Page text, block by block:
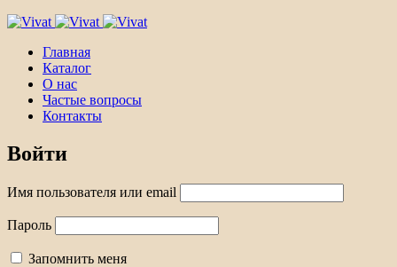
Главная
Каталог
О нас
Частые вопросы
Контакты
Войти
Имя пользователя или email
Пароль
Запомнить меня